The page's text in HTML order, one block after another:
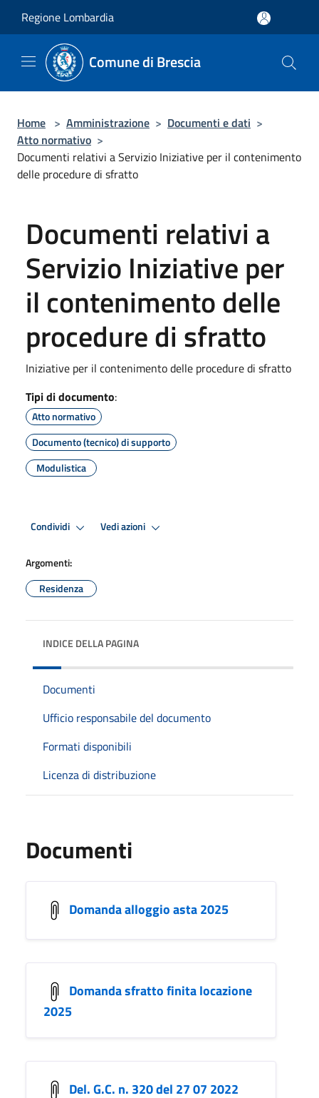
Regione Lombardia
Comune di Brescia
Home > Amministrazione > Documenti e dati >
Atto normativo >
Documenti relativi a Servizio Iniziative per il contenimento
delle procedure di sfratto
Documenti relativi a
Servizio Iniziative per
il contenimento delle
procedure di sfratto
Iniziative per il contenimento delle procedure di sfratto
Tipi di documento:
Atto normativo
Documento (tecnico) di supporto
Modulistica
Condividi Vedi azioni
Argomenti:
Residenza
INDICE DELLA PAGINA
Documenti
Ufficio responsabile del documento
Formati disponibili
Licenza di distribuzione
Documenti
Domanda alloggio asta 2025
Domanda sfratto finita locazione
2025
Del. G.C. n. 320 del 27 07 2022